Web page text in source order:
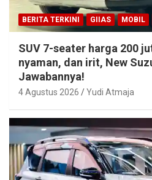
BERITA TERKINI GIIAS MOBIL
SUV 7-seater harga 200
nyaman, dan irit, New
Jawabannya!
4 Agustus 2026 Yudi Atmaja